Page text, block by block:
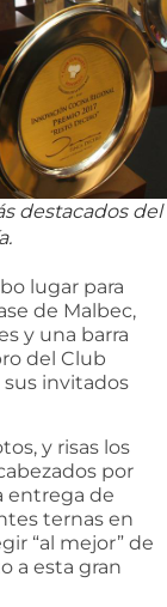
destacados del
lugar para
de Malbec,
y una barra
del Club
invitados
y risas los
por
entrega de
ternas en
“al mejor” de
a esta gran